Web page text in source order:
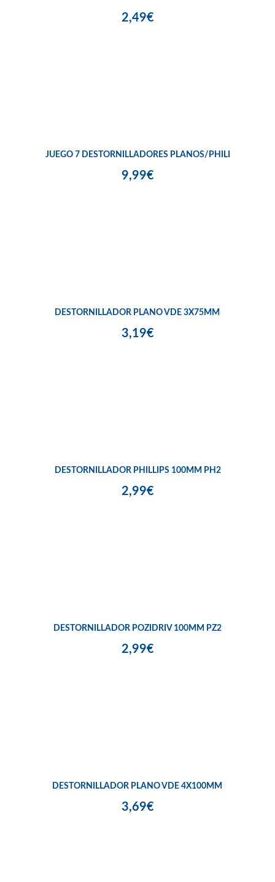
2,49€
JUEGO 7 DESTORNILLADORES PLANOS/PHILI
9,99€
DESTORNILLADOR PLANO VDE 3X75MM
3,19€
DESTORNILLADOR PHILLIPS 100MM PH2
2,99€
DESTORNILLADOR POZIDRIV 100MM PZ2
2,99€
DESTORNILLADOR PLANO VDE 4X100MM
3,69€